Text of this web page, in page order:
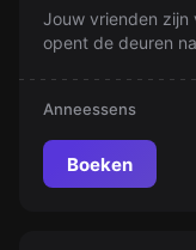
Jouw vrienden zijn
opent de deuren
Anneessens
Boeken